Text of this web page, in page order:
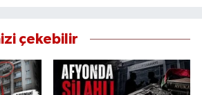
çekebilir